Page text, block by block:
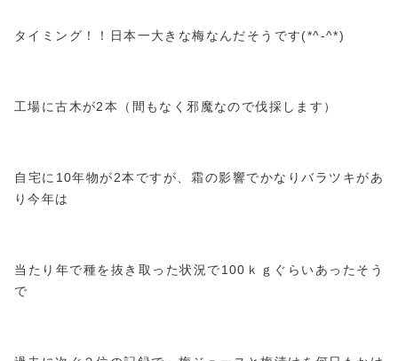
タイミング！！日本一大きな梅なんだそうです(*^-^*)
工場に古木が2本（間もなく邪魔なので伐採します）
自宅に10年物が2本ですが、霜の影響でかなりバラツキがあ
り今年は
当たり年で種を抜き取った状況で100ｋｇぐらいあったそう
で